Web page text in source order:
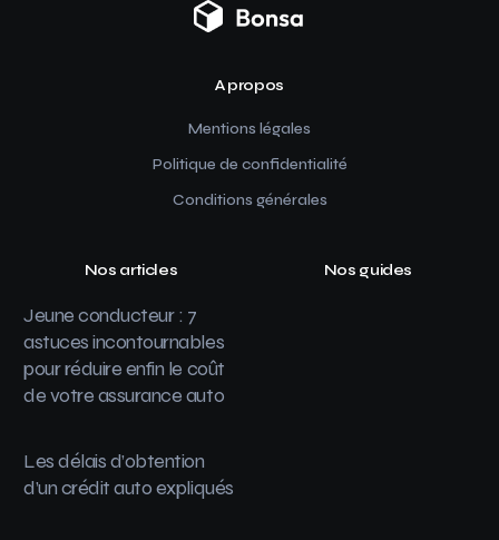
A propos
Mentions légales
Politique de confidentialité
Conditions générales
Nos articles
Jeune conducteur : 7
astuces incontournables
pour réduire enfin le coût
de votre assurance auto
Les délais d’obtention
d’un crédit auto expliqués
Nos guides